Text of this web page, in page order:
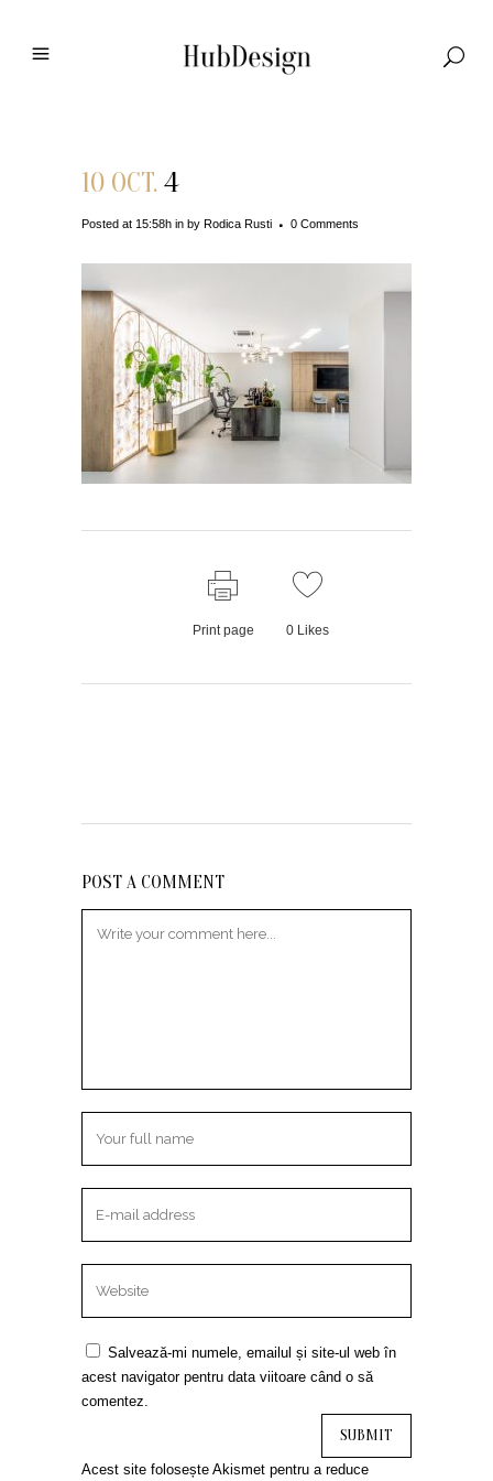
10 OCT. 4
Posted at 15:58h in by Rodica Rusti 0 Comments
Print page 0Likes
POST A COMMENT
Salvează-mi numele, emailul și site-ul web în
acest navigator pentru data viitoare când o să
comentez.
Acest site folosește Akismet pentru a reduce